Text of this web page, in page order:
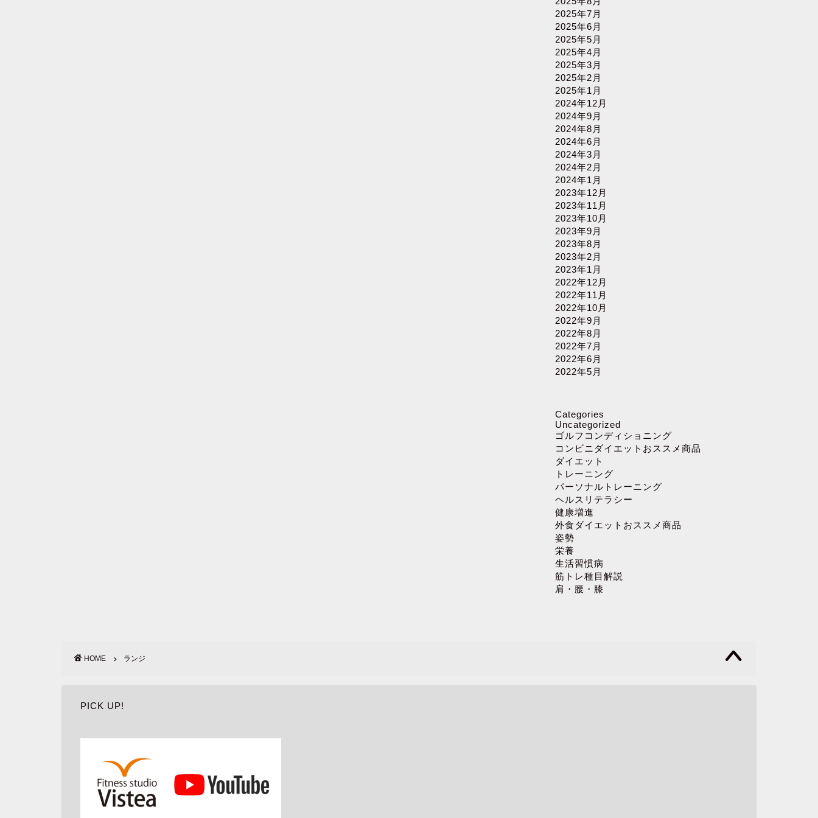
2025年7月
2025年6月
2025年5月
2025年4月
2025年3月
2025年2月
2025年1月
2024年12月
2024年9月
2024年8月
2024年6月
2024年3月
2024年2月
2024年1月
2023年12月
2023年11月
2023年10月
2023年9月
2023年8月
2023年2月
2023年1月
2022年12月
2022年11月
2022年10月
2022年9月
2022年8月
2022年7月
2022年6月
2022年5月
Categories
Uncategorized
ゴルフコンディショニング
コンビニダイエットおススメ商品
ダイエット
トレーニング
パーソナルトレーニング
ヘルスリテラシー
健康増進
外食ダイエットおススメ商品
姿勢
栄養
生活習慣病
筋トレ種目解説
肩・腰・膝
HOME ランジ
PICK UP!